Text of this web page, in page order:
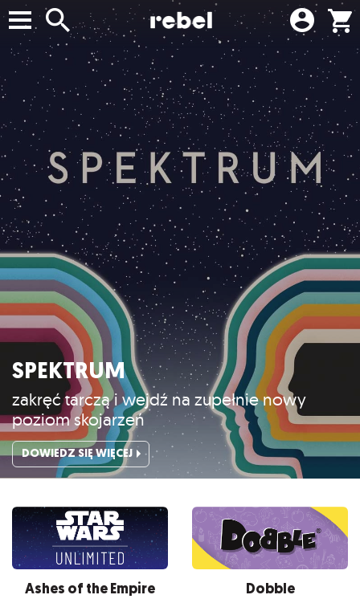
SPEKTRUM
zakręć tarczą i wejdź na zupełnie nowy
poziom skojarzeń
DOWIEDZ SIĘ WIĘCEJ
Ashes of the Empire Dobble